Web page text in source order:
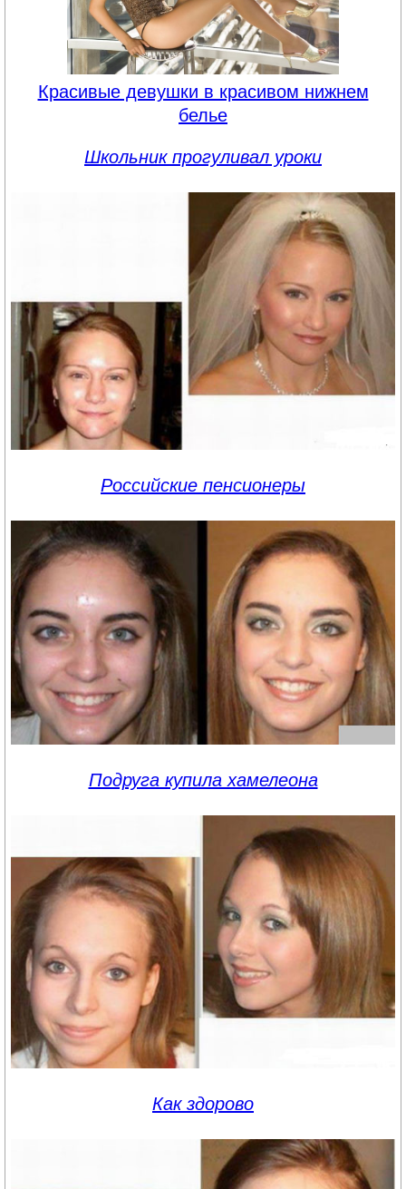
Красивые девушки в красивом нижнем
белье
Школьник прогуливал уроки
Российские пенсионеры
Подруга купила хамелеона
Как здорово